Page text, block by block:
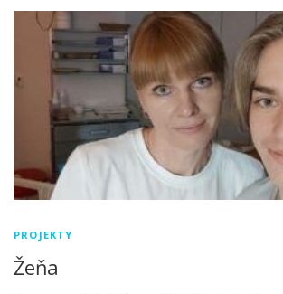
PROJEKTY
Žeňa